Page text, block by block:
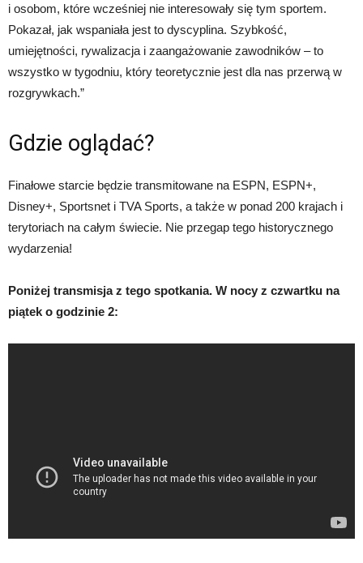
i osobom, które wcześniej nie interesowały się tym sportem.
Pokazał, jak wspaniała jest to dyscyplina. Szybkość,
umiejętności, rywalizacja i zaangażowanie zawodników – to
wszystko w tygodniu, który teoretycznie jest dla nas przerwą w
rozgrywkach.”
Gdzie oglądać?
Finałowe starcie będzie transmitowane na ESPN, ESPN+,
Disney+, Sportsnet i TVA Sports, a także w ponad 200 krajach i
terytoriach na całym świecie. Nie przegap tego historycznego
wydarzenia!
Poniżej transmisja z tego spotkania. W nocy z czwartku na
piątek o godzinie 2: